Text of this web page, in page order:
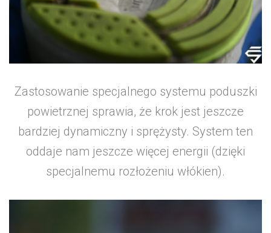
Zastosowanie specjalnego systemu poduszki
powietrznej sprawia, że krok jest jeszcze
bardziej dynamiczny i sprężysty. System ten
oddaje nam jeszcze więcej energii (dzięki
specjalnemu rozłożeniu włókien).